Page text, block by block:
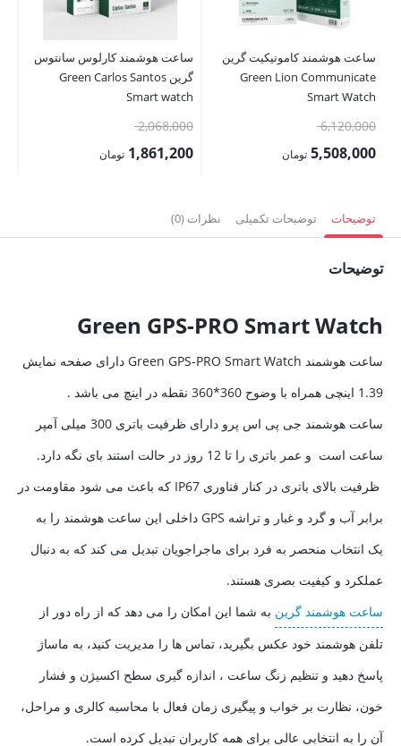
ساعت هوشمند کامونیکیت گرین
Green Lion Communicate
Smart Watch
6,120,000قیمت
اصلی:5,508,000 تومان
5,508,000 تومان.
ساعت هوشمند کارلوس سانتوس
گرین Green Carlos Santos
Smart watch
2,068,000قیمت
اصلی:1,861,200 تومان
1,861,200 تومان.
توضیحات توضیحات تکمیلی نظرات (0)
توضیحات
Green GPS-PRO Smart Watch
ساعت هوشمند Green GPS-PRO Smart Watch دارای صفحه نمایش
1.39 اینچی همراه با وضوح 360*360 نقطه در اینچ می باشد .
ساعت هوشمند جی پی اس پرو دارای ظرفیت باتری 300 میلی آمپر
ساعت است و عمر باتری را تا 12 روز در حالت استند بای نگه دارد.
ظرفیت بالای باتری در کنار فناوری IP67 که باعث می شود
مقاومت در
برابر آب و گرد و غبار و تراشه GPS داخلی این ساعت هوشمند را به
یک انتخاب منحصر به فرد برای ماجراجویان تبدیل می کند که به دنبال
عملکرد و کیفیت بصری هستند.
ساعت هوشمند گرین به شما این امکان را می دهد که از راه دور از
تلفن هوشمند خود عکس بگیرید، تماس ها را مدیریت کنید، به ماساژ
پاسخ دهید و تنظیم زنگ ساعت ، اندازه گیری سطح اکسیژن و فشار
خون، نظارت بر خواب و پیگیری زمان فعال با محاسبه کالری و مراحل،
آن را به انتخابی عالی برای همه کاربران تبدیل کرده است.